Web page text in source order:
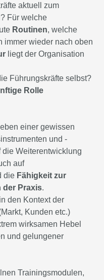
aktuell zum
Für welche
Routinen, welche
immer wieder nach oben
liegt der Organisation
Führungskräfte selbst?
Rolle
einer gewissen
und -
die Weiterentwicklung
auf
die Fähigkeit zur
der Praxis.
den Kontext der
Kunden etc.)
wirksamen Hebel
und gelungener
Trainingsmodulen,